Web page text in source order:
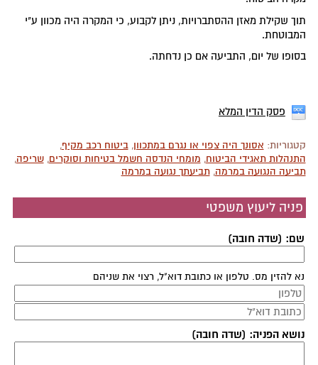
תוך שקילת מאזן ההסתברויות, ניתן לקבוע, כי המקרה היה מכוון ע"י
המבוטחת.
בסופו של יום, התביעה אם כן נדחתה.
פסק הדין המלא
קטגוריות: אסונך היה צפוי או נגרם במתכוון,ביטוח רכב מקיף,
התנהלות תאגידי הביטוח, מומחי הנדסה חשמל בטיחות וסוקרים,שריפה,
תביעה הנגועה במרמה,תביעתך נגועה במרמה
פניה ליעוץ משפטי
שם: (שדה חובה)
נא להזין מס. טלפון או כתובת דוא"ל, רצוי את שניהם
נושא הפניה: (שדה חובה)